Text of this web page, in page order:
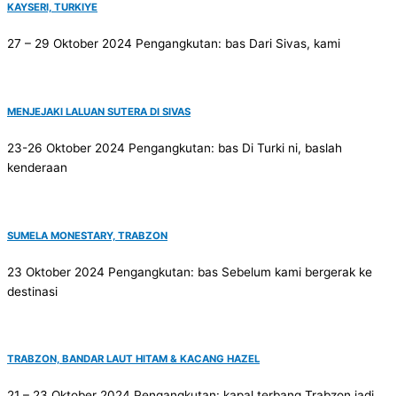
KAYSERI, TURKIYE
27 – 29 Oktober 2024 Pengangkutan: bas Dari Sivas, kami
MENJEJAKI LALUAN SUTERA DI SIVAS
23-26 Oktober 2024 Pengangkutan: bas Di Turki ni, baslah
kenderaan
SUMELA MONESTARY, TRABZON
23 Oktober 2024 Pengangkutan: bas Sebelum kami bergerak ke
destinasi
TRABZON, BANDAR LAUT HITAM & KACANG HAZEL